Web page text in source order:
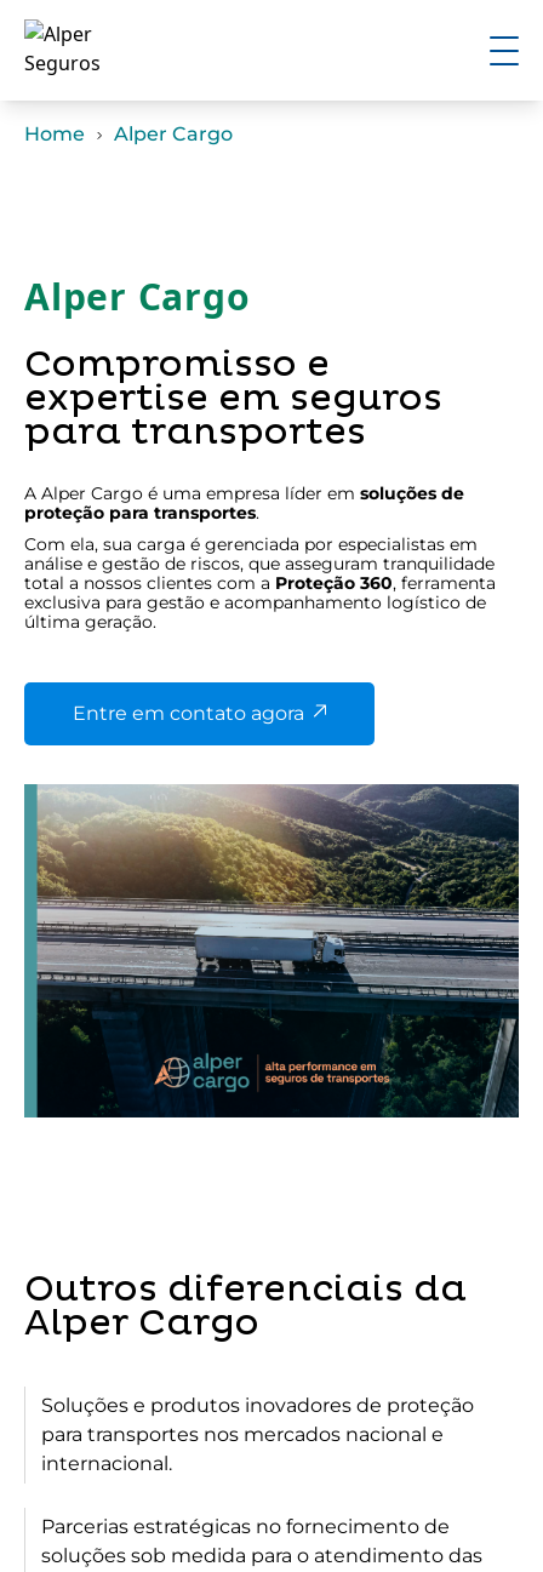
Home Alper Cargo
Alper Cargo
Compromisso e
expertise em seguros
para transportes
A Alper Cargo é uma empresa líder em soluções de
proteção para transportes.
Com ela, sua carga é gerenciada por especialistas em
análise e gestão de riscos, que asseguram tranquilidade
total a nossos clientes com a Proteção 360, ferramenta
exclusiva para gestão e acompanhamento logístico de
última geração.
Entre em contato agora
Outros diferenciais da
Alper Cargo
Soluções e produtos inovadores de proteção
para transportes nos mercados nacional e
internacional.
Parcerias estratégicas no fornecimento de
soluções sob medida para o atendimento das